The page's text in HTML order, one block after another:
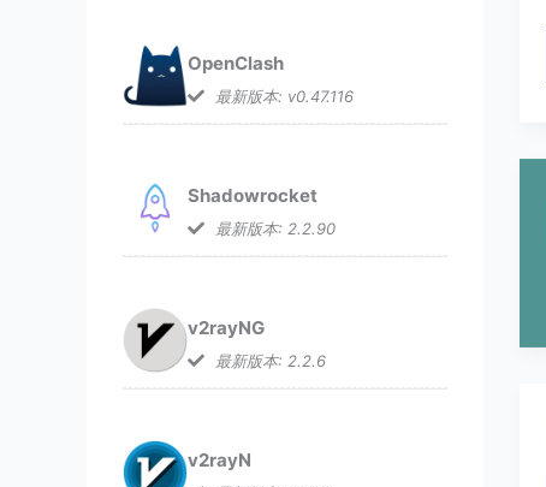
OpenClash
最新版本: v0.47.116
Shadowrocket
最新版本: 2.2.90
v2rayNG
最新版本: 2.2.6
v2rayN